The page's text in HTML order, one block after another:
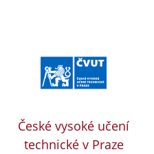
České vysoké učení
technické v Praze